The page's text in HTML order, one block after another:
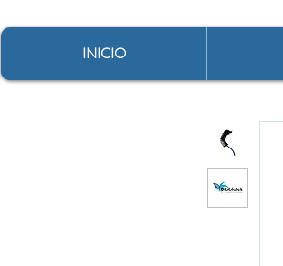
INICIO